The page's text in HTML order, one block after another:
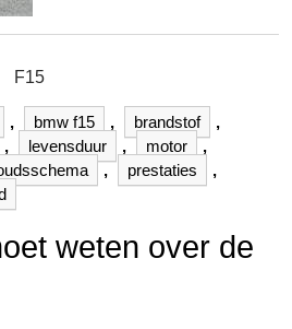
F15
, bmw f15 , brandstof
,
, levensduur , motor
,
, prestaties
,
weten over de